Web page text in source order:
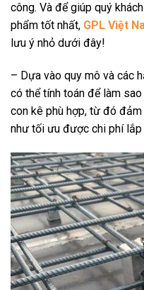
công. Và để giúp quý
phẩm tốt nhất, GPL Việt
lưu ý nhỏ dưới đây!
– Dựa vào quy mô và các
có thể tính toán để làm
con kê phù hợp, từ đó
như tối ưu được chi phí